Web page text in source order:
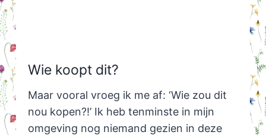
Wie koopt dit?
Maar vooral vroeg ik me af: ‘Wie zou dit
nou kopen?!’ Ik heb tenminste in mijn
omgeving nog niemand gezien in deze